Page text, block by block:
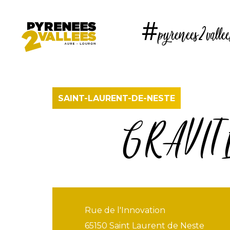
contenido
principal
SAINT-LAURENT-DE-NESTE
Rue de l'Innovation
65150 Saint Laurent de Neste